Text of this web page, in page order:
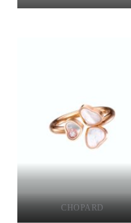
CHOPARD